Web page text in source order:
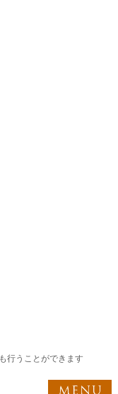
行うことができます